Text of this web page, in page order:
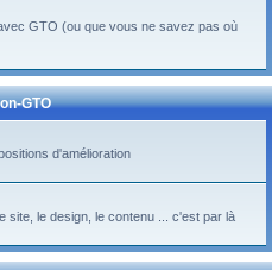
GTO (ou que vous ne savez pas où
GTO
d'amélioration
site, le design, le contenu ... c'est par là